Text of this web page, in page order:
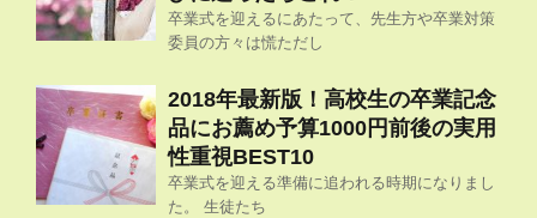
卒業式を迎えるにあたって、先生方や卒業対策
委員の方々は慌ただし
2018年最新版！高校生の卒業記念
品にお薦め予算1000円前後の実用
性重視BEST10
卒業式を迎える準備に追われる時期になりまし
た。 生徒たち